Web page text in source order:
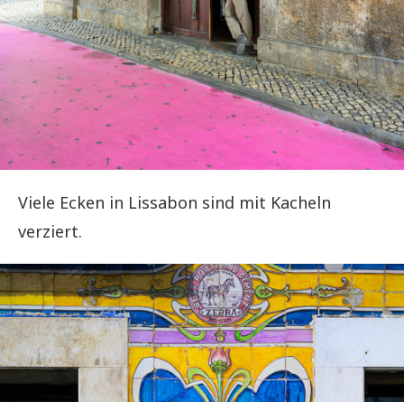
Viele Ecken in Lissabon sind mit Kacheln
verziert.